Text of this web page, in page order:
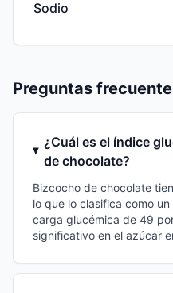
Sodio
Preguntas
¿Cuál es el índice
de chocolate?
Bizcocho de chocolate
lo que lo clasifica como
carga glucémica de 49
significativo en el azúcar